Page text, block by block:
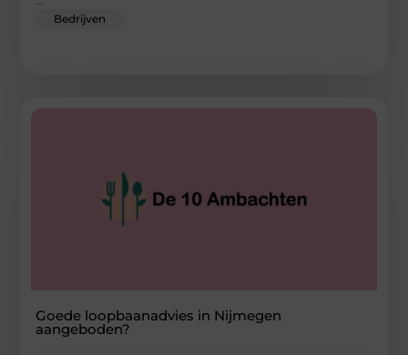
Bedrijven
Goede loopbaanadvies in Nijmegen
aangeboden?